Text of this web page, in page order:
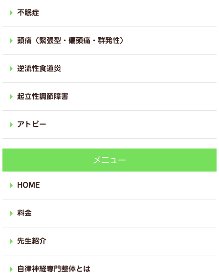
不眠症
頭痛（緊張型・偏頭痛・群発性）
逆流性食道炎
起立性調節障害
アトピー
メニュー
HOME
料金
先生紹介
自律神経専門整体とは